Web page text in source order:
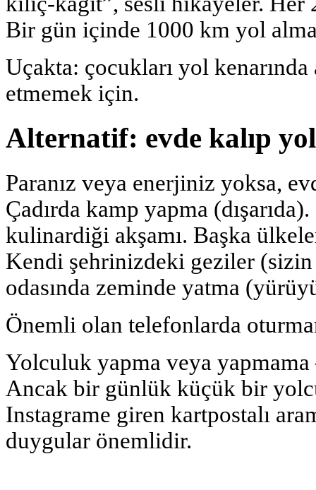
Bir gün içinde 1000 km yol
Uçakta: çocukları yol kenarında
etmemek için.
Alternatif: evde kalıp
Paranız veya enerjiniz yoksa,
Çadırda kamp yapma
kulinardiği akşamı. Başka
Kendi şehrinizdeki geziler
odasında zeminde yatma
Önemli olan telefonlarda
Yolculuk yapma veya
Ancak bir günlük küçük bir
Instagrame giren kartpostalı
duygular önemlidir.